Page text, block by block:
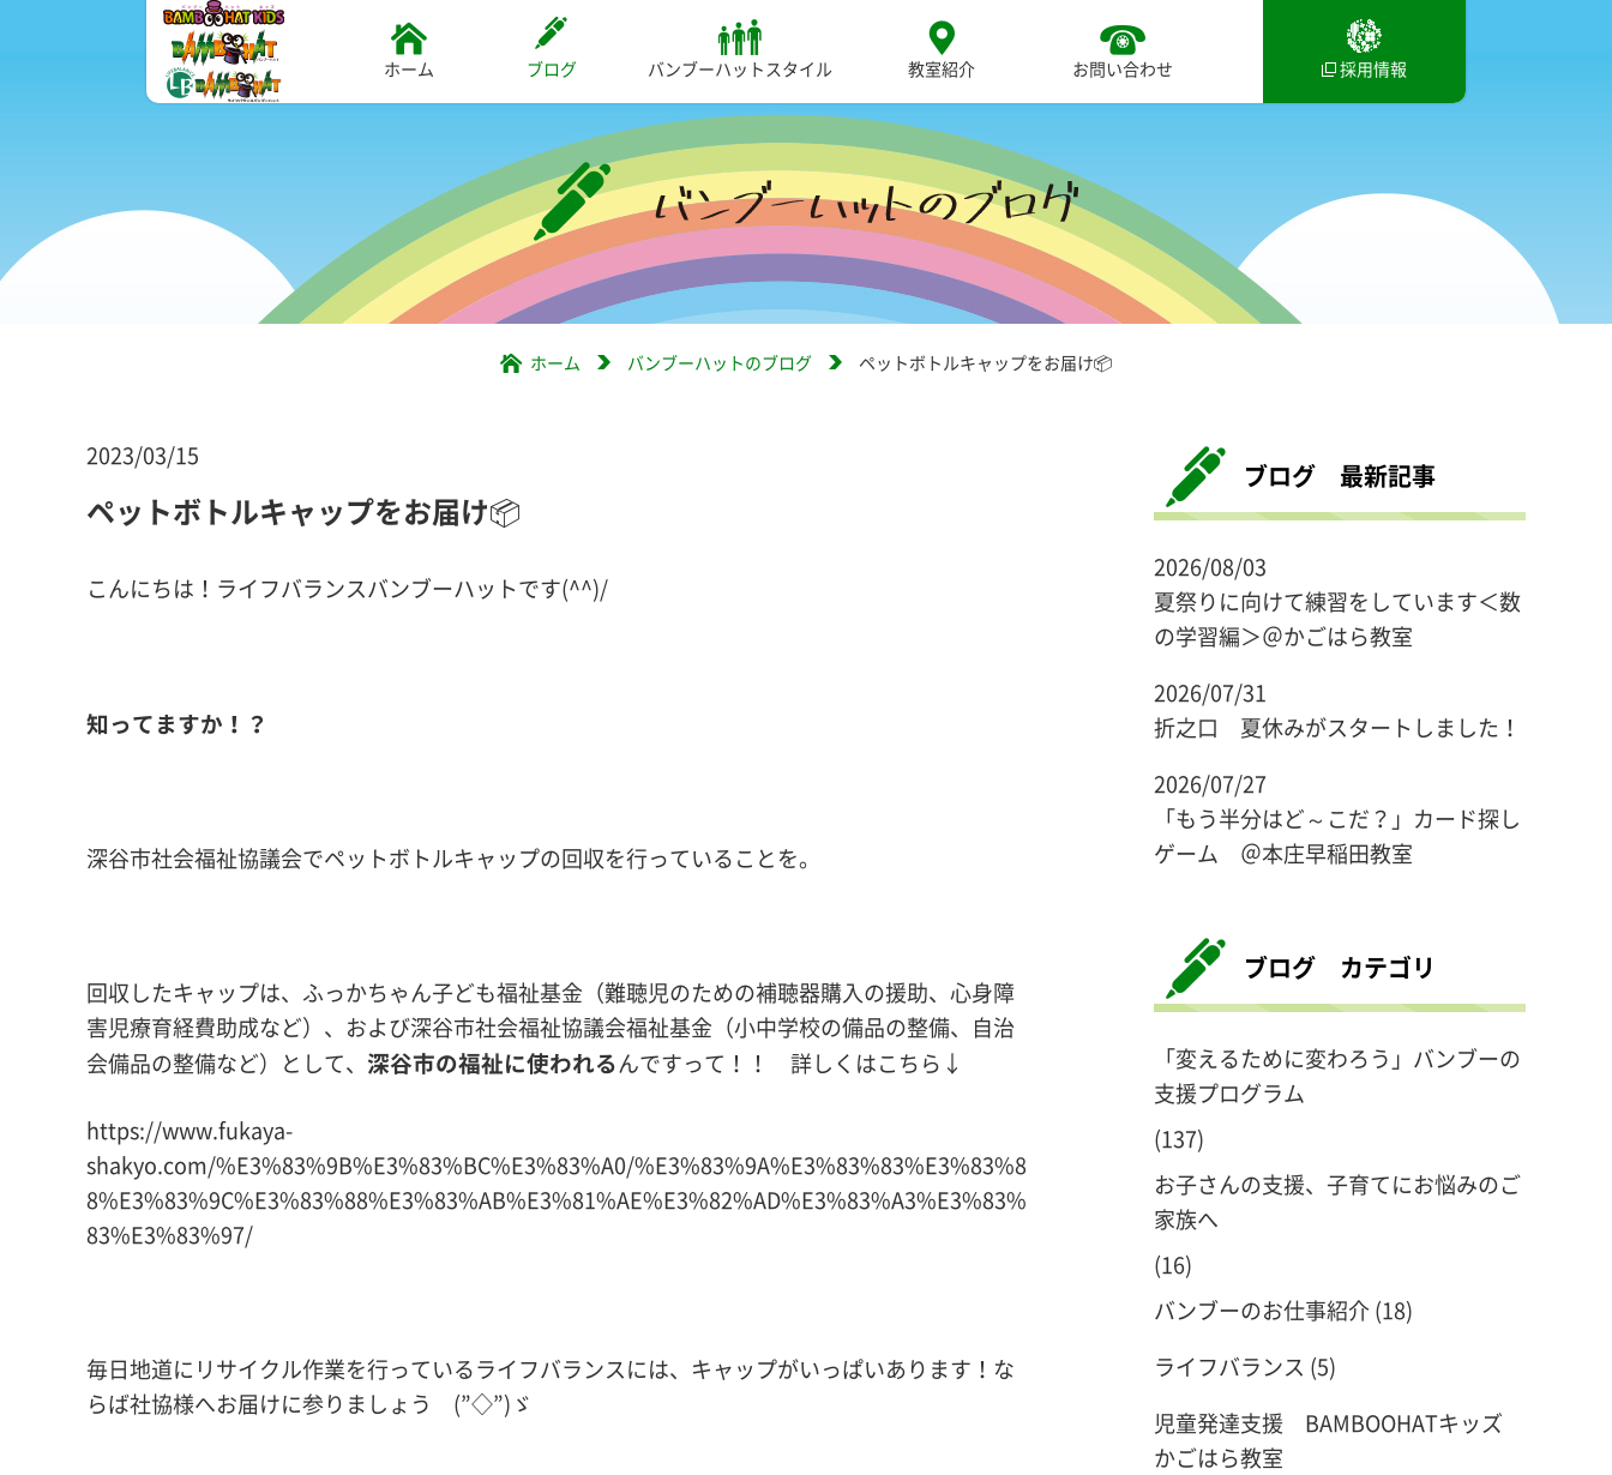
ホーム ブログ バンブーハットスタイル 教室紹介 お問い合わせ 採用情報
ホーム バンブーハットのブログ ペットボトルキャップをお届け📦
2023/03/15
ペットボトルキャップをお届け📦
こんにちは！ライフバランスバンブーハットです(^^)/
知ってますか！？
深谷市社会福祉協議会でペットボトルキャップの回収を行っていることを。
回収したキャップは、ふっかちゃん子ども福祉基金（難聴児のための補聴器購入の援助、心身障
害児療育経費助成など）、および深谷市社会福祉協議会福祉基金（小中学校の備品の整備、自治
会備品の整備など）として、 深谷市の福祉に使われるんですって！！ 詳しくはこちら↓
https://www.fukaya-
shakyo.com/%E3%83%9B%E3%83%BC%E3%83%A0/%E3%83%9A%E3%83%83%E3%83%8
8%E3%83%9C%E3%83%88%E3%83%AB%E3%81%AE%E3%82%AD%E3%83%A3%E3%83%
83%E3%83%97/
毎日地道にリサイクル作業を行っているライフバランスには、キャップがいっぱいあります！な
らば社協様へお届けに参りましょう (”◇”)ゞ
ブログ 最新記事
2026/08/03
夏祭りに向けて練習をしています＜数
の学習編＞＠かごはら教室
2026/07/31
折之口 夏休みがスタートしました！
2026/07/27
「もう半分はど～こだ？」カード探し
ゲーム ＠本庄早稲田教室
ブログ カテゴリ
「変えるために変わろう」バンブーの
支援プログラム
(137)
お子さんの支援、子育てにお悩みのご
家族へ
(16)
バンブーのお仕事紹介(18)
ライフバランス (5)
児童発達支援 BAMBOOHATキッズ
かごはら教室